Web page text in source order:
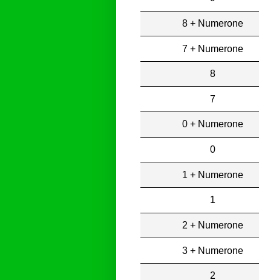
8 + Numerone
7 + Numerone
8
7
0 + Numerone
0
1 + Numerone
1
2 + Numerone
3 + Numerone
2